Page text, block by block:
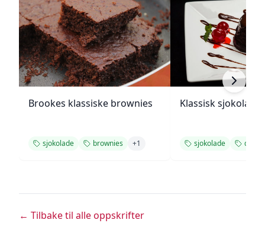
Brookes klassiske brownies
sjokolade brownies +1
Klassisk
sjokolade
← Tilbake til alle oppskrifter